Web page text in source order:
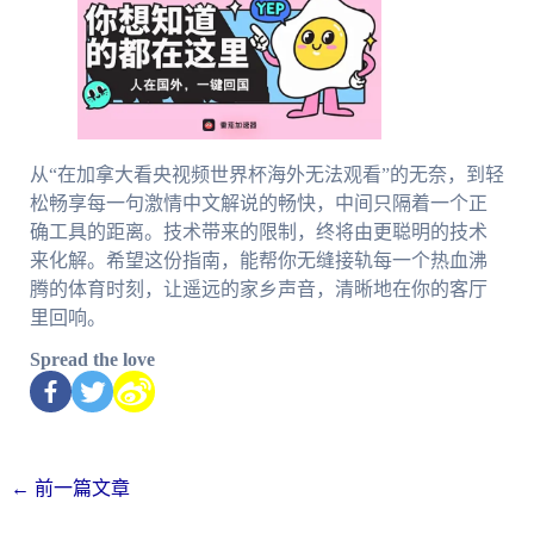
从“在加拿大看央视频世界杯海外无法观看”的无奈，到轻
松畅享每一句激情中文解说的畅快，中间只隔着一个正
确工具的距离。技术带来的限制，终将由更聪明的技术
来化解。希望这份指南，能帮你无缝接轨每一个热血沸
腾的体育时刻，让遥远的家乡声音，清晰地在你的客厅
里回响。
Spread the love
← 前一篇文章